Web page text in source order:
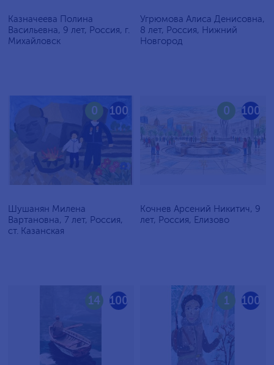
Казначеева Полина
Васильевна, 9 лет, Россия, г.
Михайловск
Угрюмова Алиса Денисовна,
8 лет, Россия, Нижний
Новгород
100
0
Шушанян Милена
Вартановна, 7 лет, Россия,
ст. Казанская
100
0
Кочнев Арсений Никитич, 9
лет, Россия, Елизово
100
14 100
1